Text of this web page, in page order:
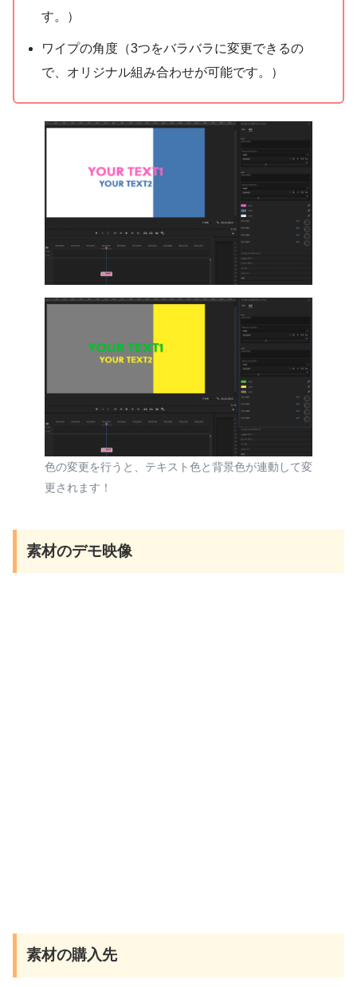
す。）
ワイプの角度（3つをバラバラに変更できるの
で、オリジナル組み合わせが可能です。）
色の変更を行うと、テキスト色と背景色が連動して変
更されます！
素材のデモ映像
素材の購入先